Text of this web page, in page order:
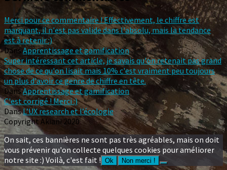
Merci pour ce commentaire ! Effectivement, le chiffre est
marquant, il n'est pas valide dans l'absolu, mais la tendance
est à retenir :)
DansApprentissage et gamification
Super intéressant cet article, je savais qu'on retenait pas grand
chose de ce qu'on lisait mais 10% c'est vraiment peu toujours
un plus d'avoir ce genre de chiffre en tête.
DansApprentissage et gamification
C'est corrigé ! Merci :)
DansL’UX research et l’écologie
Copyright Akiani 2020
On sait, ces bannières ne sont pas très agréables, mais on doit
vous prévenir qu'on collecte quelques cookies pour améliorer
notre site :) Voilà, c'est fait ! Ok Non merci !